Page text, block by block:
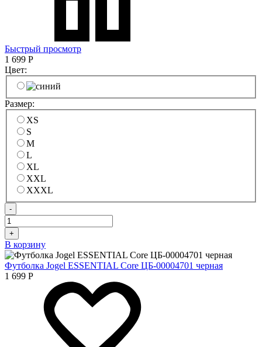
Быстрый просмотр
1 699 Р
Цвет:
Размер:
XS
S
M
L
XL
XXL
XXXL
-
+
В корзину
Футболка Jogel ESSENTIAL Core ЦБ-00004701 черная
1 699 Р